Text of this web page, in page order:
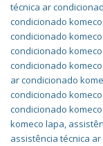
técnica ar
condicionado
condicionado
condicionado
condicionado
ar condicionado
condicionado
condicionado
komeco lapa,
assistência técnica